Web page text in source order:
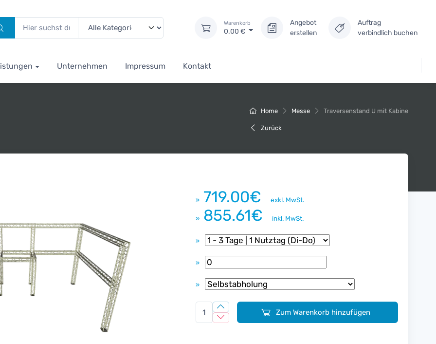
Warenkorb
0.00 €
Angebot
erstellen
Auftrag
verbindlich buchen
Unternehmen Impressum Kontakt
Home Messe Traversenstand U mit Kabine
Zurück
» 719.00€ exkl. MwSt.
» 855.61€ inkl. MwSt.
»
»
»
Zum Warenkorb hinzufügen